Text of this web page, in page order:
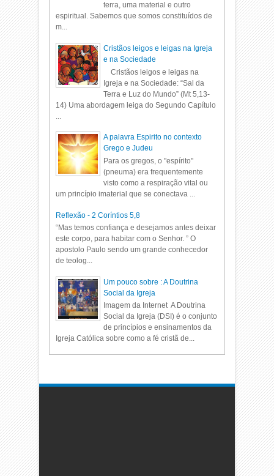
terra, uma material e outro
espiritual. Sabemos que somos constituídos de
m...
Cristãos leigos e leigas na Igreja
e na Sociedade
Cristãos leigos e leigas na
Igreja e na Sociedade: “Sal da
Terra e Luz do Mundo” (Mt 5,13-
14) Uma abordagem leiga do Segundo Capítulo
A palavra Espirito no contexto
Grego e Judeu
Para os gregos, o "espírito"
(pneuma) era frequentemente
visto como a respiração vital ou
um princípio imaterial que se conectava ...
Reflexão - 2 Coríntios 5,8
“Mas temos confiança e desejamos antes deixar
este corpo, para habitar com o Senhor. ” O
apostolo Paulo sendo um grande conhecedor
de teolog...
Um pouco sobre : A Doutrina
Social da Igreja
Imagem da Internet A Doutrina
Social da Igreja (DSI) é o conjunto
de princípios e ensinamentos da
Igreja Católica sobre como a fé cristã de...